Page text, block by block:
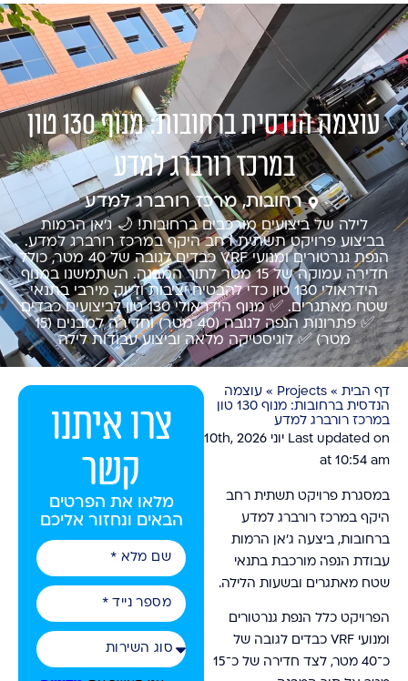
עוצמה הנדסית ברחובות: מנוף 130 טון
במרכז רורברג למדע
רחובות, מרכז רורברג למדע
לילה של ביצועים מורכבים ברחובות! 🌙 ג'אן הרמות
בביצוע פרויקט תשתית רחב היקף במרכז רורברג למדע.
הנפת גנרטורים ומנועי VRF כבדים לגובה של 40 מטר, כולל
חדירה עמוקה של 15 מטר לתוך המבנה. השתמשנו במנוף
הידראולי 130 טון כדי להבטיח יציבות ודיוק מירבי בתנאי
שטח מאתגרים. ​✅ מנוף הידראולי 130 טון לביצועים כבדים
✅ פתרונות הנפה לגובה (40 מטר) וחדירה למבנים (15
מטר) ✅ לוגיסטיקה מלאה וביצוע עבודות לילה
דף הבית »
Projects
» עוצמה
הנדסית ברחובות: מנוף 130 טון
במרכז רורברג למדע
Last updated on יוני 10th, 2026
at 10:54 am
במסגרת פרויקט תשתית רחב
היקף במרכז רורברג למדע
ברחובות, ביצעה ג׳אן הרמות
עבודת הנפה מורכבת בתנאי
שטח מאתגרים ובשעות הלילה.
הפרויקט כלל הנפת גנרטורים
ומנועי VRF כבדים לגובה של
כ־40 מטר, לצד חדירה של כ־15
צרו איתנו
קשר
מלאו את הפרטים
הבאים ונחזור אליכם